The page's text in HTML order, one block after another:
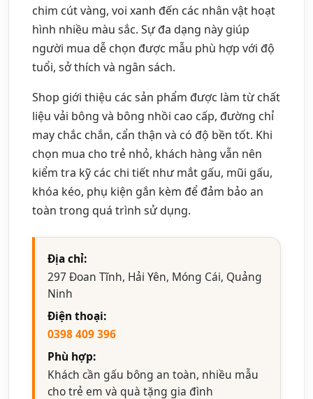
chim cút vàng, voi xanh đến các nhân vật hoạt
hình nhiều màu sắc. Sự đa dạng này giúp
người mua dễ chọn được mẫu phù hợp với độ
tuổi, sở thích và ngân sách.
Shop giới thiệu các sản phẩm được làm từ chất
liệu vải bông và bông nhồi cao cấp, đường chỉ
may chắc chắn, cẩn thận và có độ bền tốt. Khi
chọn mua cho trẻ nhỏ, khách hàng vẫn nên
kiểm tra kỹ các chi tiết như mắt gấu, mũi gấu,
khóa kéo, phụ kiện gắn kèm để đảm bảo an
toàn trong quá trình sử dụng.
Địa chỉ:
297 Đoan Tĩnh, Hải Yên, Móng Cái, Quảng
Ninh
Điện thoại:
0398 409 396
Phù hợp:
Khách cần gấu bông an toàn, nhiều mẫu
cho trẻ em và quà tặng gia đình